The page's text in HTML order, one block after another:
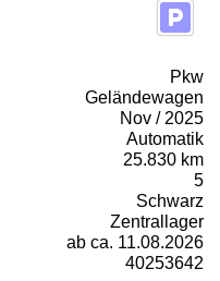
Pkw
Geländewagen
Nov / 2025
Automatik
25.830 km
5
Schwarz
Zentrallager
ab ca. 11.08.2026
40253642